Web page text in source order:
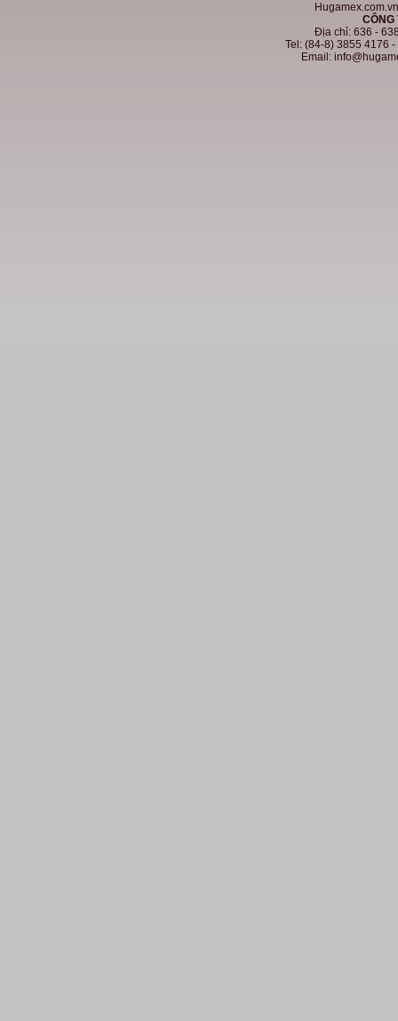
CÔNG
Địa chỉ: 636 -
Tel: (84-8) 3855 4176
Email: